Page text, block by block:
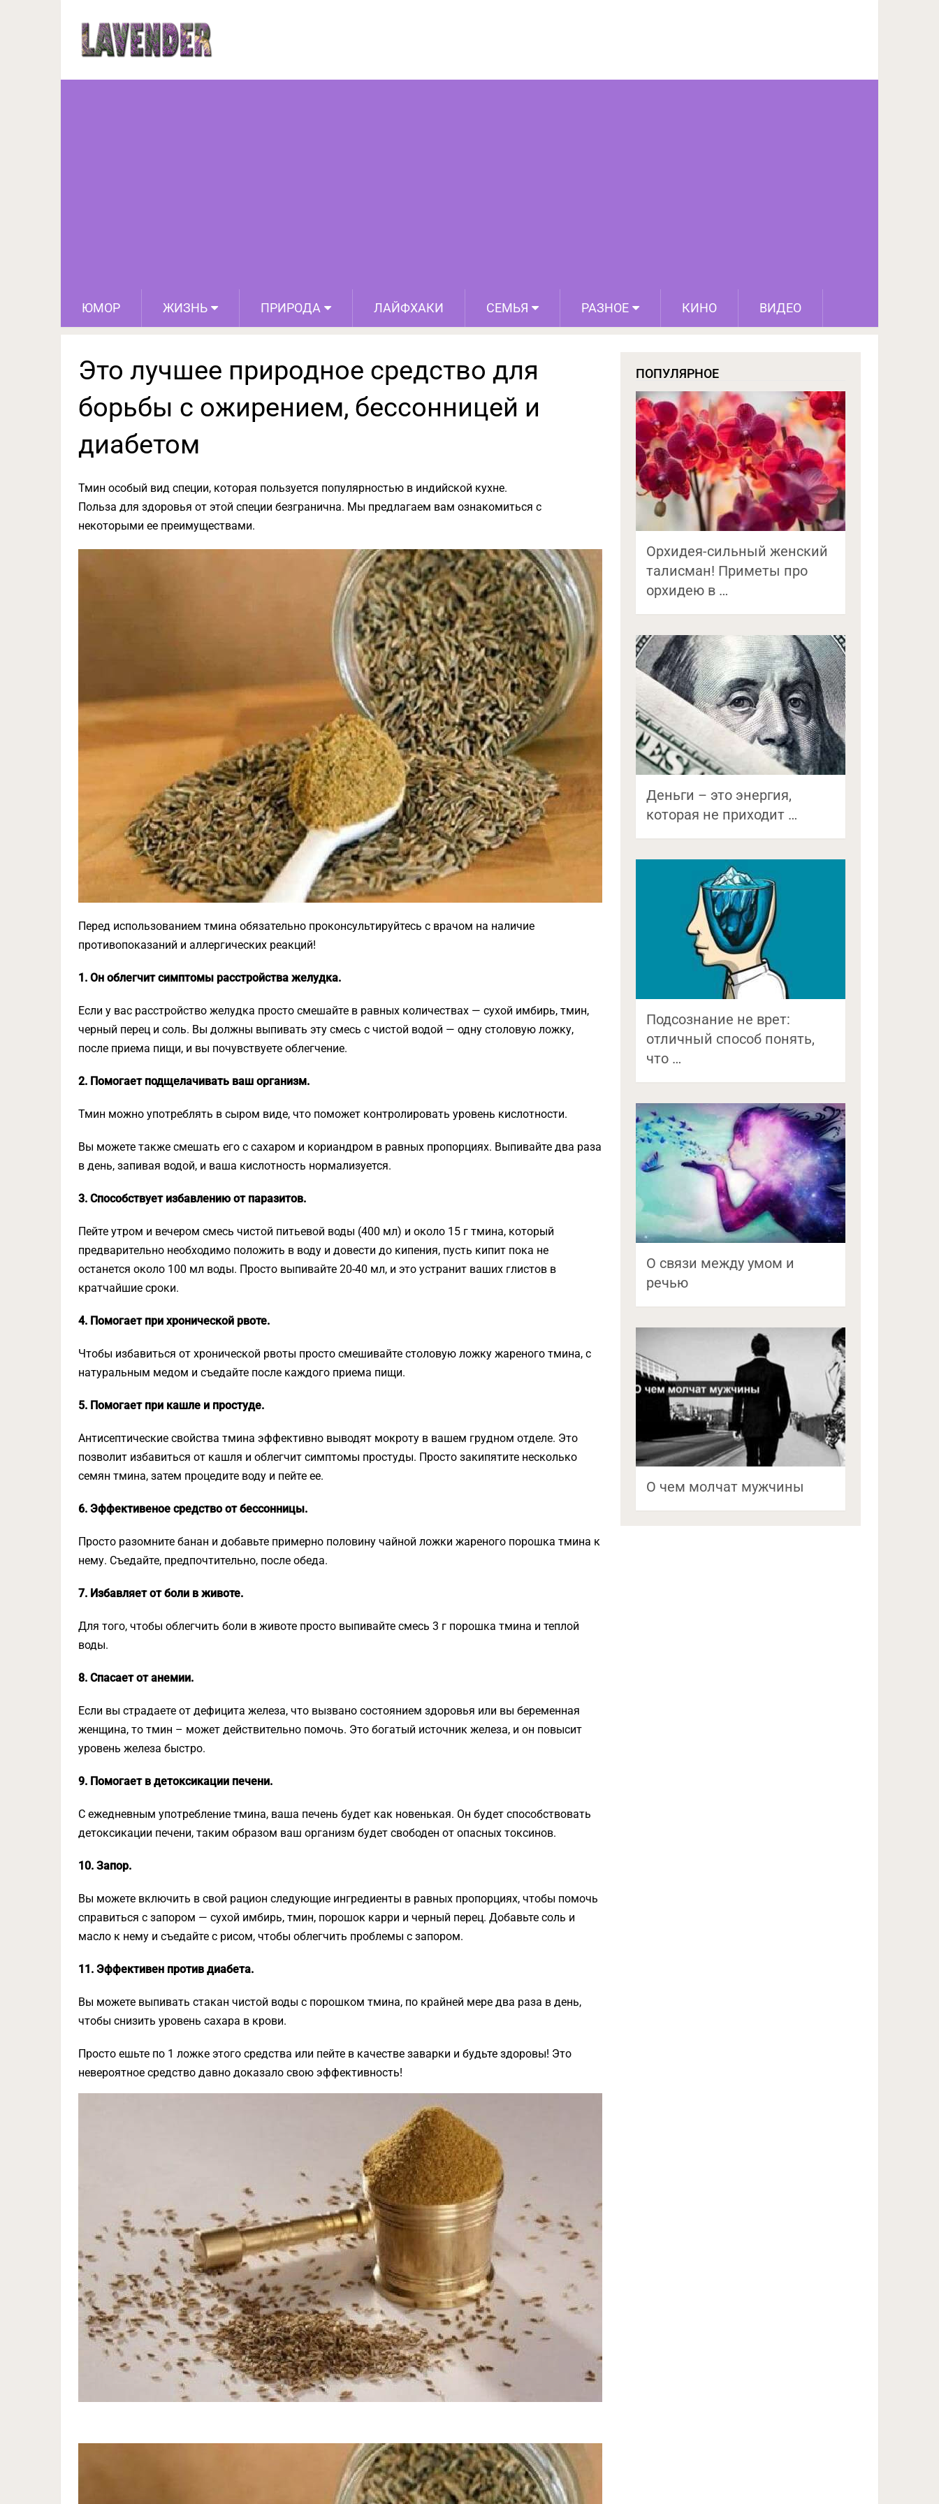
ЮМОР ЖИЗНЬ ПРИРОДА ЛАЙФХАКИ СЕМЬЯ РАЗНОЕ КИНО ВИДЕО
Это лучшее природное средство для борьбы с ожирением,
Это лучшее природное средство для
борьбы с ожирением, бессонницей и
диабетом
Тмин особый вид специи, которая пользуется популярностью в индийской кухне.
Польза для здоровья от этой специи безгранична. Мы предлагаем вам ознакомиться с
некоторыми ее преимуществами.
Перед использованием тмина обязательно проконсультируйтесь с врачом на наличие
противопоказаний и аллергических реакций!
1. Он облегчит симптомы расстройства желудка.
Если у вас расстройство желудка просто смешайте в равных количествах — сухой имбирь, тмин,
черный перец и соль. Вы должны выпивать эту смесь с чистой водой — одну столовую ложку,
после приема пищи, и вы почувствуете облегчение.
2. Помогает подщелачивать ваш организм.
Тмин можно употреблять в сыром виде, что поможет контролировать уровень кислотности.
Вы можете также смешать его с сахаром и кориандром в равных пропорциях. Выпивайте два раза
в день, запивая водой, и ваша кислотность нормализуется.
3. Способствует избавлению от паразитов.
Пейте утром и вечером смесь чистой питьевой воды (400 мл) и около 15 г тмина, который
предварительно необходимо положить в воду и довести до кипения, пусть кипит пока не
останется около 100 мл воды. Просто выпивайте 20-40 мл, и это устранит ваших глистов в
кратчайшие сроки.
4. Помогает при хронической рвоте.
Чтобы избавиться от хронической рвоты просто смешивайте столовую ложку жареного тмина, с
натуральным медом и съедайте после каждого приема пищи.
5. Помогает при кашле и простуде.
Антисептические свойства тмина эффективно выводят мокроту в вашем грудном отделе. Это
позволит избавиться от кашля и облегчит симптомы простуды. Просто закипятите несколько
семян тмина, затем процедите воду и пейте ее.
6. Эффективеное средство от бессонницы.
Просто разомните банан и добавьте примерно половину чайной ложки жареного порошка тмина к
нему. Съедайте, предпочтительно, после обеда.
7. Избавляет от боли в животе.
Для того, чтобы облегчить боли в животе просто выпивайте смесь 3 г порошка тмина и теплой
воды.
8. Спасает от анемии.
Если вы страдаете от дефицита железа, что вызвано состоянием здоровья или вы беременная
женщина, то тмин – может действительно помочь. Это богатый источник железа, и он повысит
уровень железа быстро.
9. Помогает в детоксикации печени.
С ежедневным употребление тмина, ваша печень будет как новенькая. Он будет способствовать
детоксикации печени, таким образом ваш организм будет свободен от опасных токсинов.
10. Запор.
Вы можете включить в свой рацион следующие ингредиенты в равных пропорциях, чтобы помочь
справиться с запором — сухой имбирь, тмин, порошок карри и черный перец. Добавьте соль и
масло к нему и съедайте с рисом, чтобы облегчить проблемы с запором.
11. Эффективен против диабета.
Вы можете выпивать стакан чистой воды с порошком тмина, по крайней мере два раза в день,
чтобы снизить уровень сахара в крови.
Просто ешьте по 1 ложке этого средства или пейте в качестве заварки и будьте здоровы! Это
невероятное средство давно доказало свою эффективность!
ПОПУЛЯРНОЕ
Орхидея-сильный женский
талисман! Приметы про
орхидею в …
Деньги – это энергия,
которая не приходит …
Подсознание не врет:
отличный способ понять,
что …
О связи между умом и
речью
О чем молчат мужчины